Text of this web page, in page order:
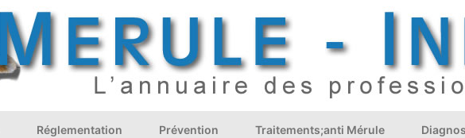
Réglementation Prévention Traitements;anti Mérule